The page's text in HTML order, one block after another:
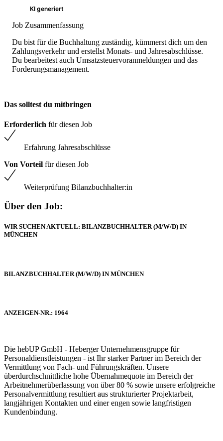
KI generiert
Job Zusammenfassung
Du bist für die Buchhaltung zuständig, kümmerst dich um den
Zahlungsverkehr und erstellst Monats- und Jahresabschlüsse.
Du bearbeitest auch Umsatzsteuervoranmeldungen und das
Forderungsmanagement.
Das solltest du mitbringen
Erforderlich für diesen Job
Erfahrung Jahresabschlüsse
Von Vorteil für diesen Job
Weiterprüfung Bilanzbuchhalter:in
Über den Job:
WIR SUCHEN AKTUELL: BILANZBUCHHALTER (M/W/D) IN
MÜNCHEN
BILANZBUCHHALTER (M/W/D) IN MÜNCHEN
ANZEIGEN-NR.: 1964
Die hebUP GmbH - Heberger Unternehmensgruppe für
Personaldienstleistungen - ist Ihr starker Partner im Bereich der
Vermittlung von Fach- und Führungskräften. Unsere
überdurchschnittliche hohe Übernahmequote im Bereich der
Arbeitnehmerüberlassung von über 80 % sowie unsere erfolgreiche
Personalvermittlung resultiert aus strukturierter Projektarbeit,
langjährigen Kontakten und einer engen sowie langfristigen
Kundenbindung.